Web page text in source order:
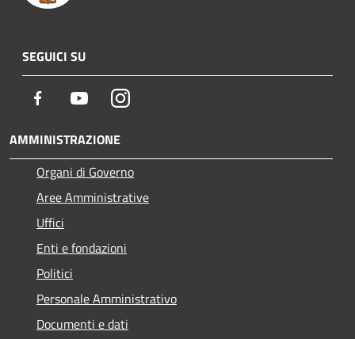
SEGUICI SU
Facebook YoutubeInstagram
AMMINISTRAZIONE
Organi di Governo
Aree Amministrative
Uffici
Enti e fondazioni
Politici
Personale Amministrativo
Documenti e dati